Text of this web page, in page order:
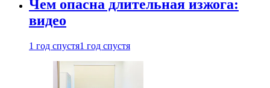
Чем опасна длительная изжога:
видео
1 год спустя1 год спустя